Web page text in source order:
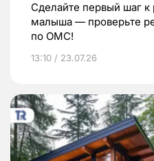
Сделайте первый шаг
малыша — проверьте
по ОМС!
13:10 / 23.07.26